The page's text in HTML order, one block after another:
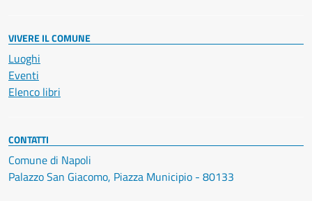
VIVERE IL COMUNE
Luoghi
Eventi
Elenco libri
CONTATTI
Comune di Napoli
Palazzo San Giacomo, Piazza Municipio - 80133